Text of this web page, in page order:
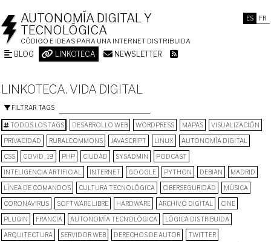
ES FR
AUTONOMÍA DIGITAL Y
TECNOLÓGICA
CÓDIGO E IDEAS PARA UNA INTERNET DISTRIBUIDA
BLOG LINKOTECA NEWSLETTER
LINKOTECA. VIDA DIGITAL
FILTRAR TAGS
TODOS LOS TAGS DESARROLLO WEB WORDPRESS MAPAS VISUALIZACIÓN
PRIVACIDAD RURALCOMMONS JAVASCRIPT LINUX AUTONOMÍA DIGITAL
CSS COVID_19 PHP CIUDAD SYSADMIN PODCAST
INTELIGENCIA ARTIFICIAL INTERNET GOOGLE PYTHON DEBIAN MADRID
LÍNEA DE COMANDOS CULTURA TECNOLÓGICA CIBERSEGURIDAD MÚSICA
CORONAVIRUS SOFTWARE LIBRE HARDWARE ARCHIVO DIGITAL CINE
PLUGIN FRANCIA AUTONOMÍA TECNOLÓGICA LÓGICA DISTRIBUIDA
ARQUITECTURA SERVIDOR WEB DERECHOS DE AUTOR TWITTER